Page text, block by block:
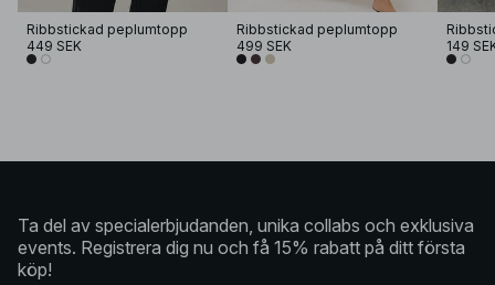
Ribbstickad peplumtopp
449 SEK
Ribbstickad peplumtopp
499 SEK
149
Ta del av specialerbjudanden, unika collabs och exklusiva
events. Registrera dig nu och få 15% rabatt på ditt första
köp!